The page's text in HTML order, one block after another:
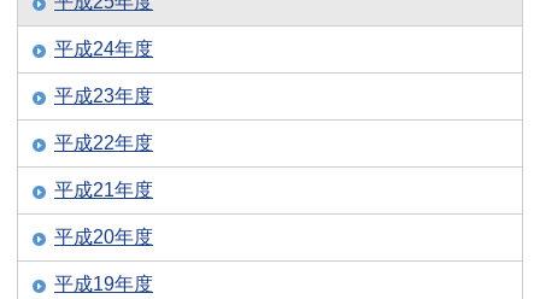
平成24年度
平成23年度
平成22年度
平成21年度
平成20年度
平成19年度